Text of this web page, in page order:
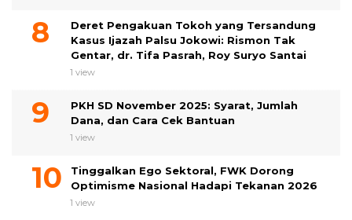
Deret Pengakuan Tokoh yang Tersandung
Kasus Ijazah Palsu Jokowi: Rismon Tak
Gentar, dr. Tifa Pasrah, Roy Suryo Santai
1 view
PKH SD November 2025: Syarat, Jumlah
Dana, dan Cara Cek Bantuan
1 view
Tinggalkan Ego Sektoral, FWK Dorong
Optimisme Nasional Hadapi Tekanan 2026
1 view